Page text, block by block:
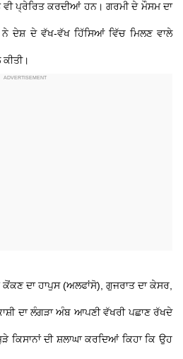
ਪ੍ਰੇਰਿਤ ਕਰਦੀਆਂ ਹਨ। ਗਰਮੀ ਦੇ ਮੌਸਮ ਦਾ
ਦੇਸ਼ ਦੇ ਵੱਖ-ਵੱਖ ਹਿੱਸਿਆਂ ਵਿੱਚ ਮਿਲਣ ਵਾਲੇ
ਦਾ ਹਾਪੁਸ (ਅਲਫਾਂਸੋ), ਗੁਜਰਾਤ ਦਾ ਕੇਸਰ,
ਦਾ ਲੰਗੜਾ ਅੰਬ ਆਪਣੀ ਵੱਖਰੀ ਪਛਾਣ ਰੱਖਦੇ
ਕਿਸਾਨਾਂ ਦੀ ਸ਼ਲਾਘਾ ਕਰਦਿਆਂ ਕਿਹਾ ਕਿ ਉਹ